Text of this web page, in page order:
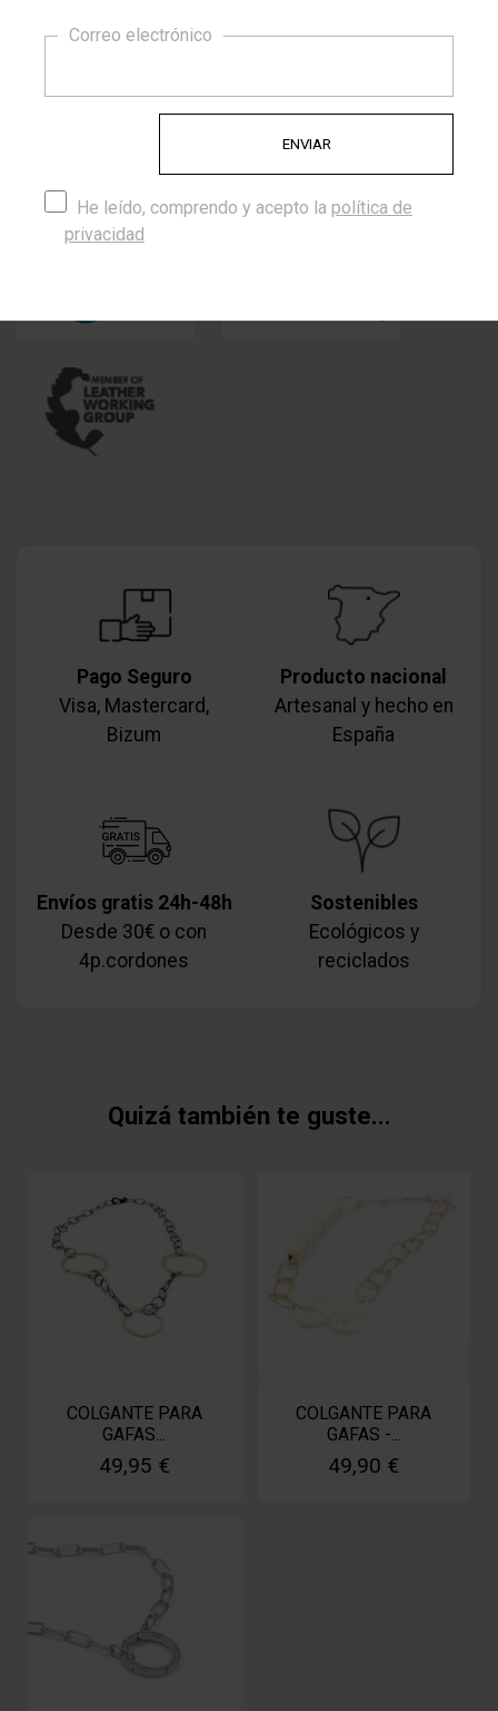
original, el diseño y algo hecho con el corazón.
Trabajamos con proveedores de cordones que cuentan con
los siguientes certificados:
Pago Seguro
Visa, Mastercard,
Bizum
Producto nacional
Artesanal y hecho en
España
Envíos gratis 24h-48h
Desde 30€ o con
4p.cordones
Sostenibles
Ecológicos y
reciclados
Quizá también te guste...
COLGANTE PARA
GAFAS...
49,95 €
COLGANTE PARA
GAFAS -...
49,90 €
Correo electrónico
He leído, comprendo y acepto la política de
privacidad